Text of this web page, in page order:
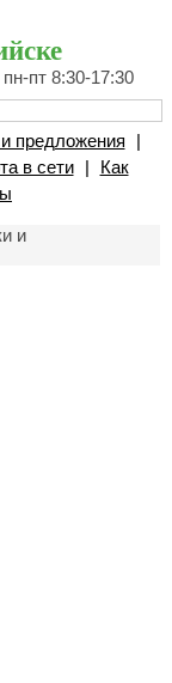
пт 8:30-17:30
предложения
|
в сети |
Как
и